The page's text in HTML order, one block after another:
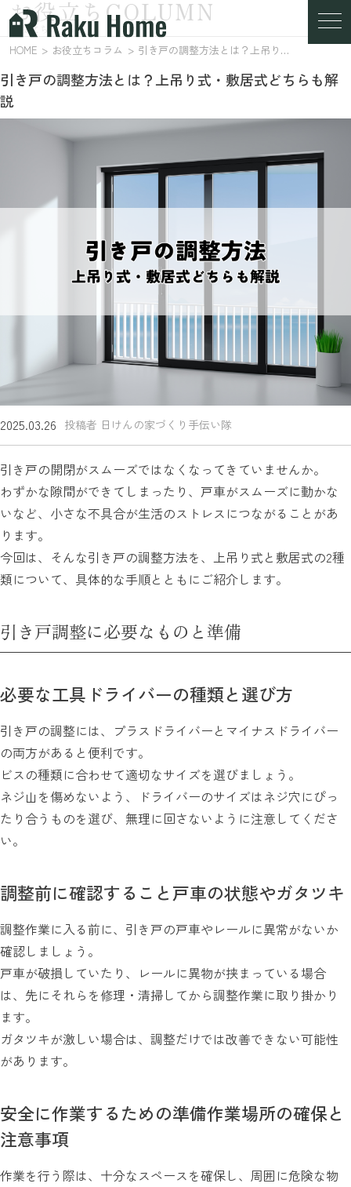
お役立ちコラム
お役立ちCOLUMN
HOME お役立ちコラム 引き戸の調整方法とは？上吊り式・敷居式どちらも解説
引き戸の調整方法とは？上吊り式・敷居式どちらも解
説
2025.03.26 投稿者 日けんの家づくり手伝い隊
引き戸の開閉がスムーズではなくなってきていませんか。
わずかな隙間ができてしまったり、戸車がスムーズに動かな
いなど、小さな不具合が生活のストレスにつながることがあ
ります。
今回は、そんな引き戸の調整方法を、上吊り式と敷居式の2種
類について、具体的な手順とともにご紹介します。
引き戸調整に必要なものと準備
必要な工具ドライバーの種類と選び方
引き戸の調整には、プラスドライバーとマイナスドライバー
の両方があると便利です。
ビスの種類に合わせて適切なサイズを選びましょう。
ネジ山を傷めないよう、ドライバーのサイズはネジ穴にぴっ
たり合うものを選び、無理に回さないように注意してくださ
い。
調整前に確認すること戸車の状態やガタツキ
調整作業に入る前に、引き戸の戸車やレールに異常がないか
確認しましょう。
戸車が破損していたり、レールに異物が挟まっている場合
は、先にそれらを修理・清掃してから調整作業に取り掛かり
ます。
ガタツキが激しい場合は、調整だけでは改善できない可能性
があります。
安全に作業するための準備作業場所の確保と
注意事項
作業を行う際は、十分なスペースを確保し、周囲に危険な物